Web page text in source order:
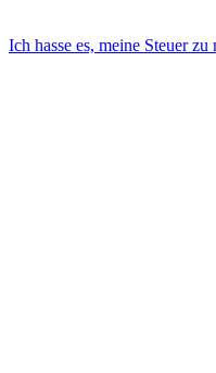
Ich hasse es, meine Steuer